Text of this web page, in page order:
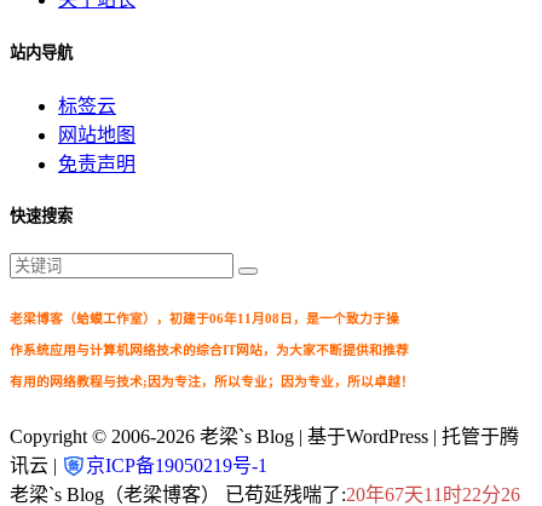
站内导航
标签云
网站地图
免责声明
快速搜索
老梁博客（蛤蟆工作室），初建于06年11月08日，是一个致力于操
作系统应用与计算机网络技术的综合IT网站，为大家不断提供和推荐
有用的网络教程与技术;因为专注，所以专业；因为专业，所以卓越！
Copyright © 2006-2026 老梁`s Blog | 基于WordPress | 托管于腾
讯云 |
京ICP备19050219号-1
老梁`s Blog（老梁博客） 已苟延残喘了:20年67天11时22分27